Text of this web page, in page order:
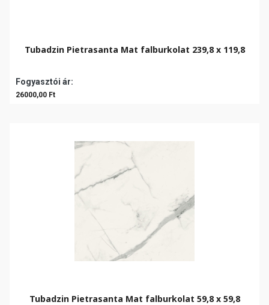
Tubadzin Pietrasanta Mat falburkolat 239,8 x 119,8
Fogyasztói ár:
26000,00 Ft
Tubadzin Pietrasanta Mat falburkolat 59,8 x 59,8